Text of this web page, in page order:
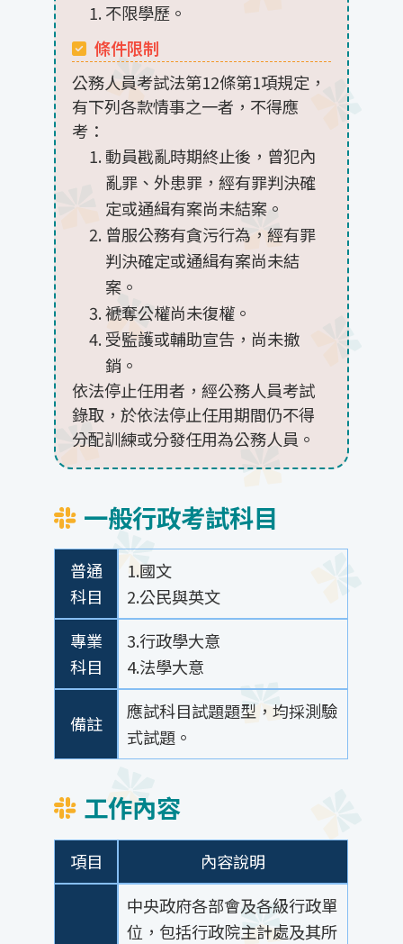
不限學歷。
條件限制
公務人員考試法第12條第1項規定，
有下列各款情事之一者，不得應
考：
動員戡亂時期終止後，曾犯內
亂罪、外患罪，經有罪判決確
定或通緝有案尚未結案。
曾服公務有貪污行為，經有罪
判決確定或通緝有案尚未結
案。
褫奪公權尚未復權。
受監護或輔助宣告，尚未撤
銷。
依法停止任用者，經公務人員考試
錄取，於依法停止任用期間仍不得
分配訓練或分發任用為公務人員。
一般行政考試科目
普通
科目
1.國文
2.公民與英文
專業
科目
3.行政學大意
4.法學大意
備註
應試科目試題題型，均採測驗
式試題。
工作內容
項目 內容說明
中央政府各部會及各級行政單
位，包括行政院主計處及其所